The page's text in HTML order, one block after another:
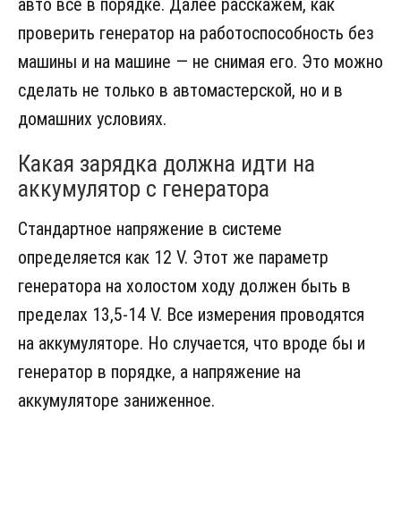
авто все в порядке. Далее расскажем, как
проверить генератор на работоспособность без
машины и на машине — не снимая его. Это можно
сделать не только в автомастерской, но и в
домашних условиях.
Какая зарядка должна идти на
аккумулятор с генератора
Стандартное напряжение в системе
определяется как 12 V. Этот же параметр
генератора на холостом ходу должен быть в
пределах 13,5-14 V. Все измерения проводятся
на аккумуляторе. Но случается, что вроде бы и
генератор в порядке, а напряжение на
аккумуляторе заниженное.